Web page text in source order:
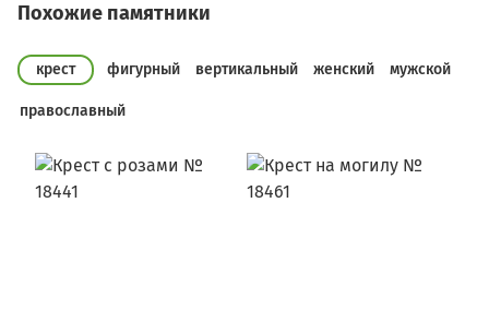
Похожие памятники
крест фигурный вертикальный женский мужской
православный